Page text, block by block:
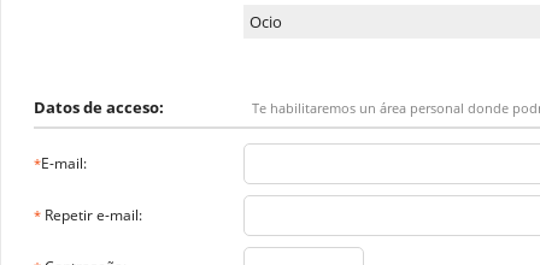
Ocio
Datos de acceso: Te habilitaremos un área personal donde
*E-mail:
* Repetir e-mail: